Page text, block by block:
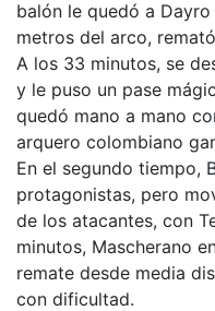
balón le quedó a
metros del arco,
A los 33 minutos, se
y le puso un pase
quedó mano a mano
arquero colombiano
En el segundo tiempo,
protagonistas, pero
de los atacantes, con
minutos, Mascherano
remate desde media
con dificultad.